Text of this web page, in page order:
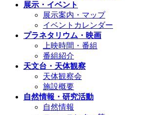
展示・イベント
展示案内・マップ
イベントカレンダー
プラネタリウム・映画
上映時間・番組
番組紹介
天文台・天体観察
天体観察会
施設概要
自然情報・研究活動
自然情報